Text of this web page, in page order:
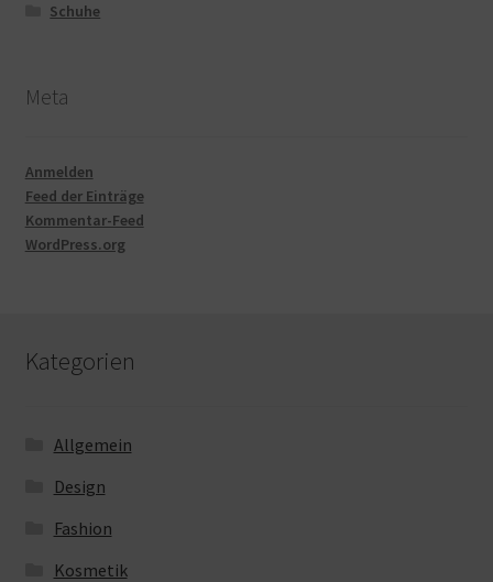
Schuhe
Meta
Anmelden
Feed der Einträge
Kommentar-Feed
WordPress.org
Kategorien
Allgemein
Design
Fashion
Kosmetik